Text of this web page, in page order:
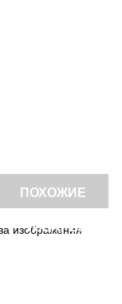
ПОХОЖИЕ
ТОВАРЫ
изображения